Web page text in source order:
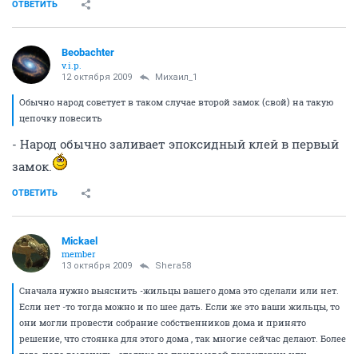
ОТВЕТИТЬ
Beobachter
v.i.p.
12 октября 2009 Михаил_1
Обычно народ советует в таком случае второй замок (свой) на такую
цепочку повесить
- Народ обычно заливает эпоксидный клей в первый
замок.
ОТВЕТИТЬ
Mickael
member
13 октября 2009 Shera58
Сначала нужно выяснить -жильцы вашего дома это сделали или нет.
Если нет -то тогда можно и по шее дать. Если же это ваши жильцы, то
они могли провести собрание собственников дома и принято
решение, что стоянка для этого дома , так многие сейчас делают. Более